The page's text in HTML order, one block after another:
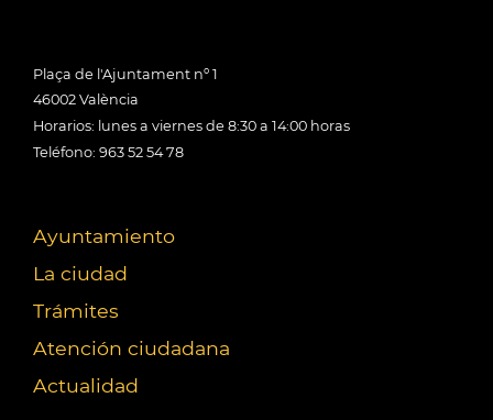
Plaça de l'Ajuntament nº 1
46002 València
Horarios: lunes a viernes de 8:30 a 14:00 horas
Teléfono: 963 52 54 78
Ayuntamiento
La ciudad
Trámites
Atención ciudadana
Actualidad